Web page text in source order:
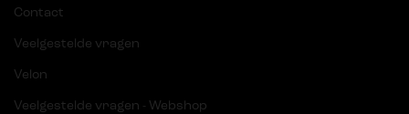
Contact
Veelgestelde vragen
Velon
Veelgestelde vragen - Webshop